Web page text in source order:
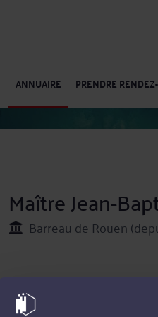
ANNUAIRE PRENDRE
Maître Jean-
Barreau de Rouen
Jean-Baptiste LELANDAIS
domaines suivants :